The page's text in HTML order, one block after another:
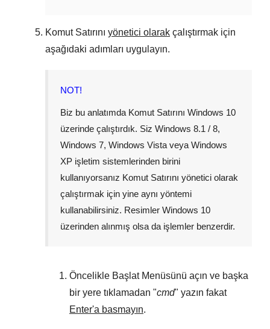
Komut Satırını yönetici olarak çalıştırmak için
aşağıdaki adımları uygulayın.
NOT!
Biz bu anlatımda Komut Satırını Windows 10
üzerinde çalıştırdık. Siz Windows 8.1 / 8,
Windows 7, Windows Vista veya Windows
XP işletim sistemlerinden birini
kullanıyorsanız Komut Satırını yönetici olarak
çalıştırmak için yine aynı yöntemi
kullanabilirsiniz. Resimler Windows 10
üzerinden alınmış olsa da işlemler benzerdir.
Öncelikle Başlat Menüsünü açın ve başka
bir yere tıklamadan "cmd" yazın fakat
Enter'a basmayın.